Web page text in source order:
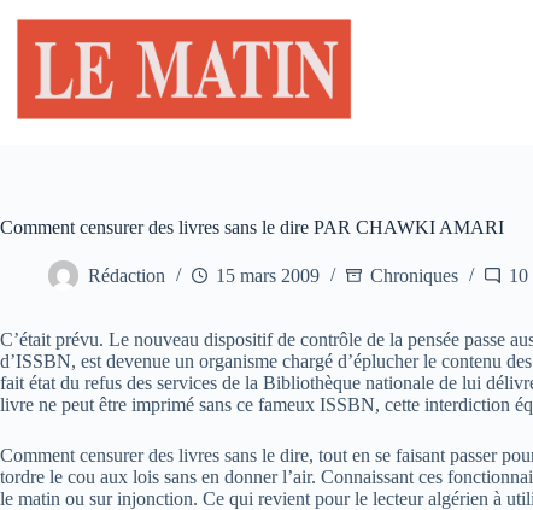
contenu
Comment censurer des livres sans le dire PAR CHAWKI AMARI
Rédaction 15 mars 2009 Chroniques 10
C’était prévu. Le nouveau dispositif de contrôle de la pensée passe
d’ISSBN, est devenue un organisme chargé d’éplucher le contenu
fait état du refus des services de la Bibliothèque nationale de lui
livre ne peut être imprimé sans ce fameux ISSBN, cette interdiction
Comment censurer des livres sans le dire, tout en se faisant passer
tordre le cou aux lois sans en donner l’air. Connaissant ces
le matin ou sur injonction. Ce qui revient pour le lecteur algérien à